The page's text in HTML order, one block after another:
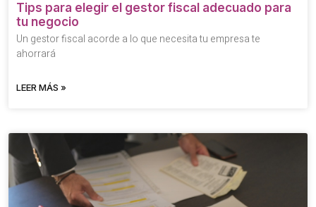
Tips para elegir el gestor fiscal adecuado para
tu negocio
Un gestor fiscal acorde a lo que necesita tu empresa te
ahorrará
LEER MÁS »